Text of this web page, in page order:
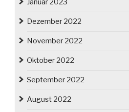
Januar 2023
Dezember 2022
November 2022
Oktober 2022
September 2022
August 2022